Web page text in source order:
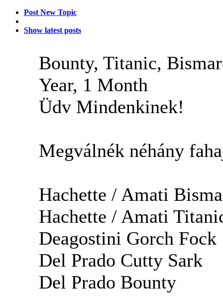
Post New Topic
Show latest posts
Bounty, Titanic,
Year, 1 Month
Üdv Mindenkinek!
Megválnék néhány
Hachette / Amati
Hachette / Amati
Deagostini Gorch Fock
Del Prado Cutty Sark
Del Prado Bounty